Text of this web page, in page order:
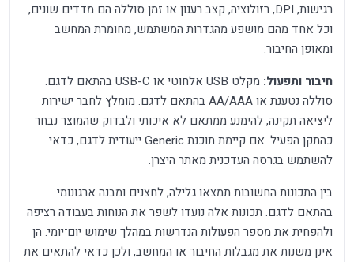
רגישות, DPI, רזולוציה, קצב רענון או זמן סוללה הם מדדים שונים,
וכל אחד מהם מושפע מהגדרות המשתמש, מחומרת המחשב
ומאופן החיבור.
חיבור ותפעול:
מקלט USB אלחוטי או USB-C בהתאם לדגם.
סוללה נטענת או AA/AAA בהתאם לדגם. מומלץ לחבר ישירות
ליציאה תקינה, להימנע ממתאם לא איכותי ולבדוק שהמוצר נבחר
כהתקן הפעיל. אם קיימת תוכנת Generic ייעודית לדגם, כדאי
להשתמש בגרסה העדכנית מאתר היצרן.
בין התכונות החשובות תמצאו גלילה, לחצנים ומבנה ארגונומי
בהתאם לדגם. תכונות אלה נועדו לשפר את הנוחות בעבודה רציפה
ולהפחית את מספר הפעולות הנדרשות במהלך שימוש יום־יומי. הן
אינן משנות את מגבלות החיבור או המחשב, ולכן כדאי להתאים את